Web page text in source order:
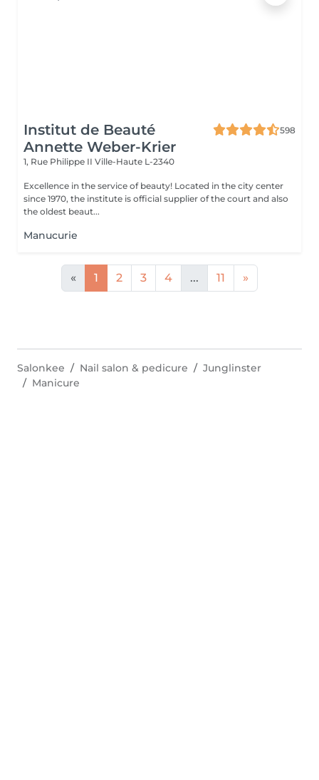
Institut de Beauté
Annette Weber-Krier
598
1, Rue Philippe II Ville-Haute L-2340
Excellence in the service of beauty! Located in the city center
since 1970, the institute is official supplier of the court and also
the oldest beaut...
Manucurie
« 1 2 3 4 ... 11 »
Salonkee Nail salon & pedicure
Junglinster
Manicure